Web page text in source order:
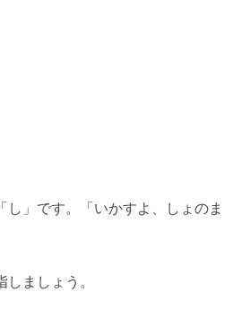
し」です。「いかすよ、しょのま
ましょう。